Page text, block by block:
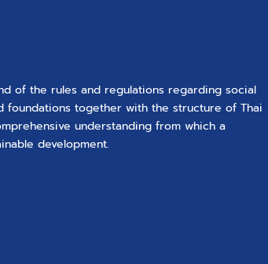
of the rules and regulations regarding social
foundations together with the structure of Thai
understanding from which a
development.